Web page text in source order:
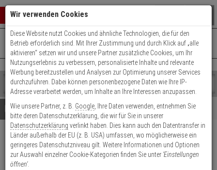
Warenkorb schließen
0 ARTIKEL IM WARENKORB
Ihr Warenkorb ist momentan leer.
Ergebnisse ()
Fertig
Shop
durchsuchen
Bitte
geben
Sie
mindestens
Zeichen
ein,
um
Es
wurde
noch
Kategorien
Suche
gestartet
+49 (0)821 899 493-0Mo. - Do.: 8:00 - 16:30 | Fr.: 8:00 - 14:00 Uhr
Kontaktservice nutzen
Details Beratung
Burg Wächter TKL 2016 T
Türkeil - transparent
Wir verwenden Cookies
Diese Website nutzt Cookies und ähnliche Technologien, die für den
Betrieb erforderlich sind. Mit Ihrer Zustimmung und durch Klick auf „alle
aktivieren“ setzen wir und unsere Partner zusätzliche Cookies, um Ihr
Nutzungserlebnis zu verbessern, personalisierte Inhalte und relevante
Werbung bereitzustellen und Analysen zur Optimierung unserer Services
durchzuführen. Dabei können personenbezogene Daten wie Ihre IP-
Adresse verarbeitet werden, um Inhalte an Ihre Interessen anzupassen.
Wie unsere Partner, z. B. Google , Ihre Daten verwenden, entnehmen Sie
bitte deren Datenschutzerklärung, die wir für Sie in unserer
Datenschutzerklärung verlinkt haben. Dies kann auch den Datentransfer in
Länder außerhalb der EU (z. B. USA) umfassen, wo möglicherweise ein
geringeres Datenschutzniveau gilt. Weitere Informationen und Optionen
zur Auswahl einzelner Cookie-Kategorien finden Sie unter 'Einstellungen
öffnen'.